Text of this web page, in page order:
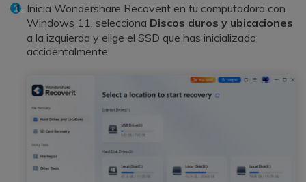
Inicia Wondershare Recoverit en tu computadora con
Windows 11, selecciona Discos duros y ubicaciones
a la izquierda y elige el SSD que has inicializado
accidentalmente.